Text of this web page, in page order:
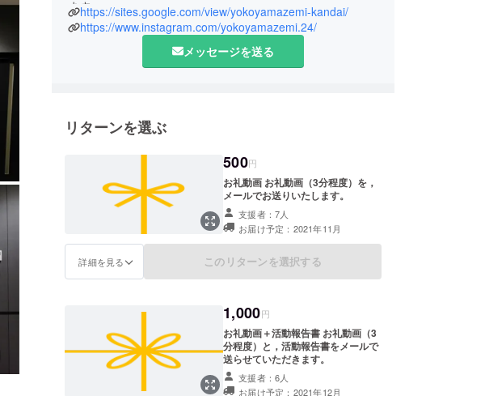
ます。
私たちが取り組む「魔女プロジェクト」という名称には，
「社会的課題に魔法をかけて皆をハッピーにするプロジェク
トに仕上げていく」という意味が込められています。魔女プ
https://sites.google.com/view/yokoyamazemi-kandai/
https://www.instagram.com/yokoyamazemi.24/
メッセージを送る
リターンを選ぶ
500円
お礼動画 お礼動画（3分程度）を，
メールでお送りいたします。
支援者：7人
お届け予定：2021年11月
詳細を見る このリターンを選択する
1,000円
お礼動画＋活動報告書 お礼動画（3
分程度）と，活動報告書をメールで
送らせていただきます。
支援者：6人
お届け予定：2021年12月